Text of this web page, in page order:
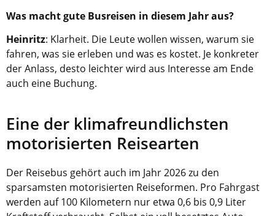
Was macht gute Busreisen in diesem Jahr aus?
Heinritz: Klarheit. Die Leute wollen wissen, warum sie
fahren, was sie erleben und was es kostet. Je konkreter
der Anlass, desto leichter wird aus Interesse am Ende
auch eine Buchung.
Eine der klimafreundlichsten
motorisierten Reisearten
Der Reisebus gehört auch im Jahr 2026 zu den
sparsamsten motorisierten Reiseformen. Pro Fahrgast
werden auf 100 Kilometern nur etwa 0,6 bis 0,9 Liter